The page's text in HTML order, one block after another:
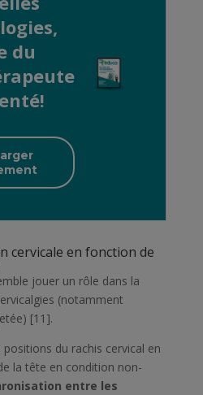
du
cervicale en fonction de
jouer un rôle dans la
(notamment
[11].
du rachis cervical en
la tête en condition non-
entre les